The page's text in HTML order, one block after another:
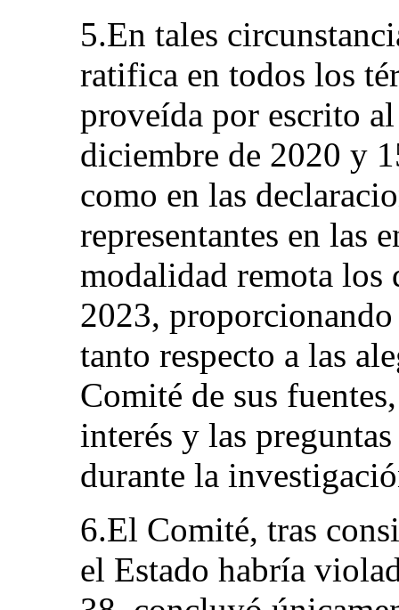
5.En tales
ratifica en todos los
proveída por escrito
diciembre de 2020 y
como en las
representantes en las
modalidad remota los
2023,
tanto respecto a las
Comité de sus
interés y las
durante la
6.El Comité, tras
el Estado habría